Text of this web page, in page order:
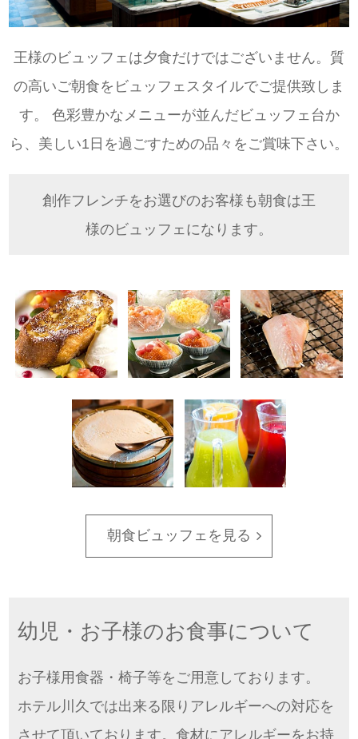
王様のビュッフェは夕食だけではございません。質
の高いご朝食をビュッフェスタイルでご提供致しま
す。
色彩豊かなメニューが並んだビュッフェ台か
ら、美しい1日を過ごすための品々をご賞味下さい。
創作フレンチをお選びのお客様も朝食は王
様のビュッフェになります。
朝食ビュッフェを見る
幼児・お子様のお食事について
お子様用食器・椅子等をご用意しております。
ホテル川久では出来る限りアレルギーへの対応を
させて頂いております。食材にアレルギーをお持